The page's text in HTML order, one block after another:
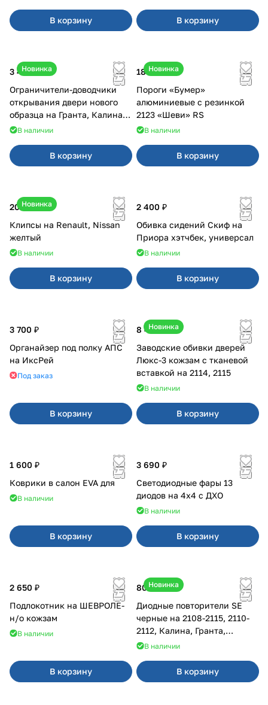
В корзину В корзину
Новинка
3 400 ₽
Ограничители-доводчики
открывания двери нового
образца на Гранта, Калина 2,
Урбан
В наличии
В корзину
Новинка
18 000 ₽
Пороги «Бумер»
алюминиевые с резинкой
2123 «Шеви» RS
В наличии
В корзину
Новинка
20 ₽
Клипсы на Renault, Nissan
желтый
В наличии
В корзину
2 400 ₽
Обивка сидений Скиф на
Приора хэтчбек, универсал
В наличии
В корзину
3 700 ₽
Органайзер под полку АПС
на ИксРей
Под заказ
В корзину
Новинка
8 450 ₽
Заводские обивки дверей
Люкс-3 кожзам с тканевой
вставкой на 2114, 2115
В наличии
В корзину
1 600 ₽
Коврики в салон EVA для
В наличии
В корзину
3 690 ₽
Светодиодные фары 13
диодов на 4x4 с ДХО
В наличии
В корзину
2 650 ₽
Подлокотник на ШЕВРОЛЕ-
н/о кожзам
В наличии
В корзину
Новинка
800 ₽
Диодные повторители SE
черные на 2108-2115, 2110-
2112, Калина, Гранта,
Приора
В наличии
В корзину